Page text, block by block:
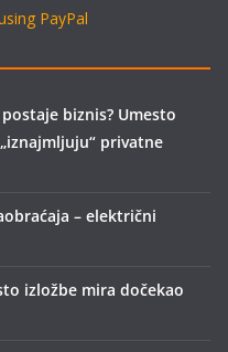
PayPal
biznis? Umesto
privatne
– električni
izložbe mira dočekao